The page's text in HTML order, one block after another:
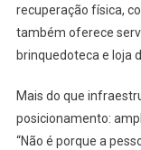
recuperação física,
também oferece
brinquedoteca e loja
Mais do que
posicionamento:
“Não é porque a